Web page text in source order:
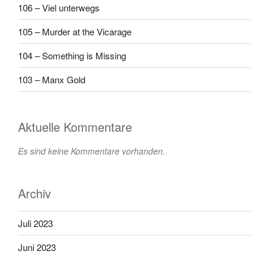
106 – Viel unterwegs
105 – Murder at the Vicarage
104 – Something is Missing
103 – Manx Gold
Aktuelle Kommentare
Es sind keine Kommentare vorhanden.
Archiv
Juli 2023
Juni 2023